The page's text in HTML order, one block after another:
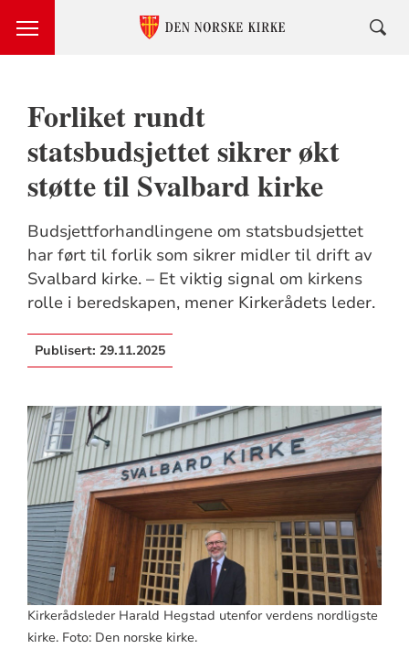
Forliket rundt
statsbudsjettet sikrer økt
støtte til Svalbard kirke
Budsjettforhandlingene om statsbudsjettet
har ført til forlik som sikrer midler til drift av
Svalbard kirke. – Et viktig signal om kirkens
rolle i beredskapen, mener Kirkerådets leder.
Publisert: 29.11.2025
Kirkerådsleder Harald Hegstad utenfor verdens nordligste
kirke. Foto: Den norske kirke.